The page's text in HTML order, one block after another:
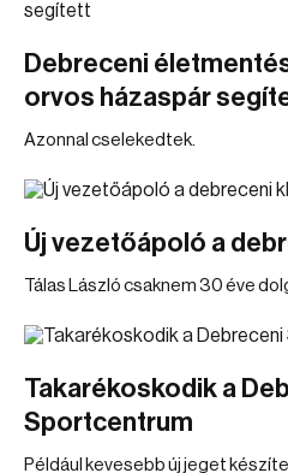
Debreceni
orvos házaspár
Azonnal cselekedtek.
Új vezetőápoló a
Tálas László csaknem 30 éve
Takarékoskodik a
Sportcentrum
Például kevesebb új jeget